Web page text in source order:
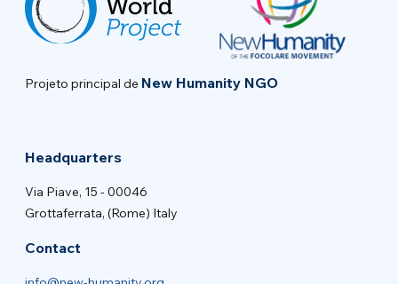
Projeto principal de New Humanity NGO
Headquarters
Via Piave, 15 - 00046
Grottaferrata, (Rome) Italy
Contact